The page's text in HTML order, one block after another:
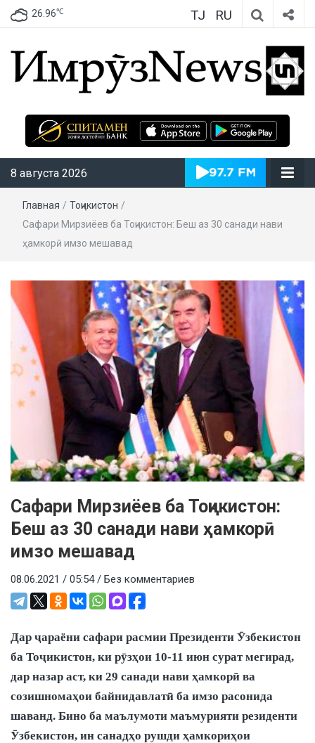
26.96℃ TJ RU
ИмрӯзNews
8 августа 2026
Главная / Тоҷикистон /
Сафари Мирзиёев ба Тоҷикистон: Беш аз 30 санади нави
ҳамкорӣ имзо мешавад
Сафари Мирзиёев ба Тоҷикистон:
Беш аз 30 санади нави ҳамкорӣ
имзо мешавад
08.06.2021 / 05:54 / Без комментариев
Дар ҷараёни сафари расмии Президенти Ӯзбекистон
ба Тоҷикистон, ки рӯзҳои 10-11 июн сурат мегирад,
дар назар аст, ки 29 санади нави ҳамкорӣ ва
созишномаҳои байнидавлатӣ ба имзо расонида
шаванд. Бино ба маълумоти маъмурияти резиденти
Ӯзбекистон, ин санадҳо рушди ҳамкориҳои